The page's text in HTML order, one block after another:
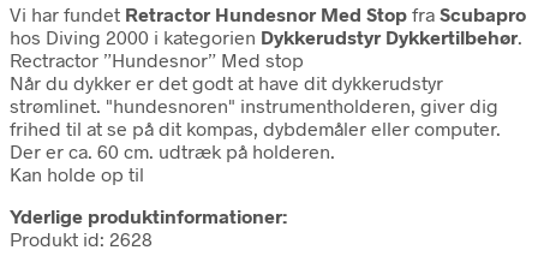
Vi har fundet Retractor Hundesnor Med Stop fra Scubapro
hos Diving 2000 i kategorien Dykkerudstyr Dykkertilbehør.
Rectractor ”Hundesnor” Med stop
Når du dykker er det godt at have dit dykkerudstyr
strømlinet. "hundesnoren" instrumentholderen, giver dig
frihed til at se på dit kompas, dybdemåler eller computer.
Der er ca. 60 cm. udtræk på holderen.
Kan holde op til
Yderlige produktinformationer:
Produkt id: 2628